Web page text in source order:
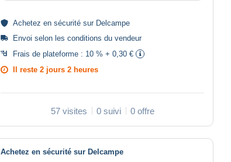
Achetez en sécurité sur Delcampe
Envoi selon les conditions du vendeur
Frais de plateforme : 10 % + 0,30 €
Il reste 2 jours 2 heures
57 visites 0 suivi 0 offre
Achetez en sécurité sur Delcampe